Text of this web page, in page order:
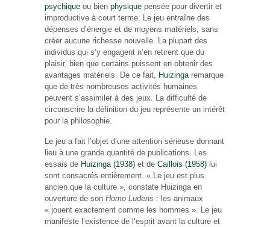
psychique ou bien physique pensée pour divertir et
improductive à court terme. Le jeu entraîne des
dépenses d’énergie et de moyens matériels, sans
créer aucune richesse nouvelle. La plupart des
individus qui s’y engagent n’en retirent que du
plaisir, bien que certains puissent en obtenir des
avantages matériels. De ce fait, Huizinga remarque
que de très nombreuses activités humaines
peuvent s’assimiler à des jeux. La difficulté de
circonscrire la définition du jeu représente un intérêt
pour la philosophie.
Le jeu a fait l’objet d’une attention sérieuse donnant
lieu à une grande quantité de publications. Les
essais de Huizinga (1938) et de Caillois (1958) lui
sont consacrés entièrement. « Le jeu est plus
ancien que la culture », constate Huizinga en
ouverture de son Homo Ludens : les animaux
« jouent exactement comme les hommes ». Le jeu
manifeste l’existence de l’esprit avant la culture et